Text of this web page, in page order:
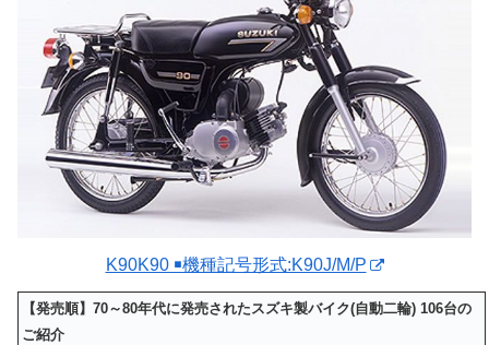
K90K90 ￭機種記号形式:K90J/M/P
【発売順】70～80年代に発売されたスズキ製バイク(自動二輪) 106台の
ご紹介